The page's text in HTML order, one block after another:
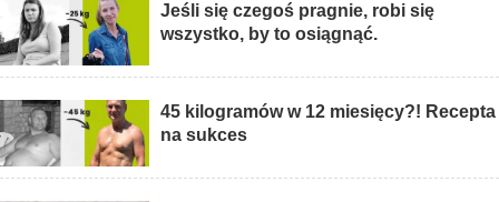
Jeśli się czegoś pragnie, robi się
wszystko, by to osiągnąć.
45 kilogramów w 12 miesięcy?! Recepta
na sukces